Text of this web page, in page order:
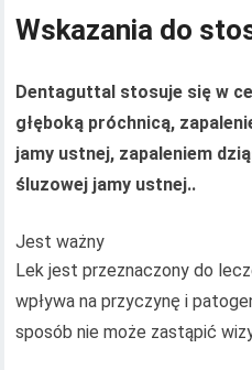
Wskazania do
Dentaguttal stosuje się w
głęboką próchnicą,
jamy ustnej, zapaleniem
śluzowej jamy ustnej..
Jest ważny
Lek jest przeznaczony do
wpływa na przyczynę i
sposób nie może zastąpić